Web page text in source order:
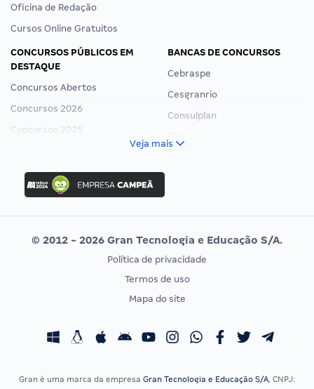
Oficina de Redação
Cursos Online Gratuitos
CONCURSOS PÚBLICOS EM
DESTAQUE
Concursos Abertos
Concursos 2026
Concursos 2025
Concurso Ibama
Concurso MPU
Editais publicados
BANCAS DE CONCURSOS
Cebraspe
Cesgranrio
Consulplan
Vunesp
CONCURSOS POR PROFISSÃO
Concursos Fiscais
EXAME DE ORDEM
Calendário OAB
Veja mais
© 2012 - 2026 Gran Tecnologia e Educação S/A.
Política de privacidade
Termos de uso
Mapa do site
Gran é uma marca da empresa Gran Tecnologia e Educação S/A, CNPJ: